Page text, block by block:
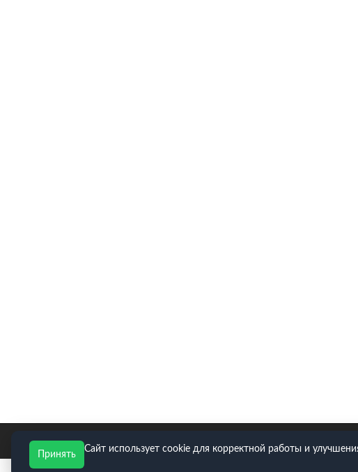
E-mail для заявок: zakaz@neopart.ru. Телефон: 8(495)109-42-46
Сайт использует cookie для корректной работы и
Принять